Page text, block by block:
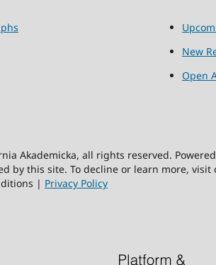
New
Open
Akademicka, all rights reserved.
by this site. To decline or learn more,
| Privacy Policy